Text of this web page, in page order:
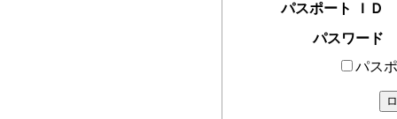
パスポート ＩＤ
パスワード
パス